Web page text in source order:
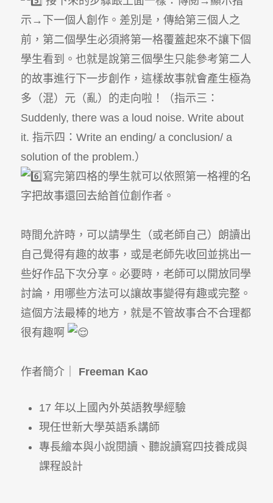
示→下一個人創作。差別是，傳給第三個人之
前，第二個學生必須將第一格覆蓋起來不讓下個
學生看到。也就是說第三個學生只能參考第二人
的故事進行下一步創作，這樣故事就會產生極為
多（混）元（亂）的走向啦！（指示三：
Suddenly, there was a loud noise. Write about
it. 指示四：Write an ending/ a conclusion/ a
solution of the problem.）
寫完第四格的學生就可以依照第一格裡的名
字把故事還回去給首位創作者。
時間允許時，可以請學生（或老師自己）朗讀出
自己覺得有趣的故事，或是老師先收回並挑出一
些好作品下次分享。必要時，老師可以開放同學
討論，用哪些方法可以讓故事變得有趣或完整。
這個方法最棒的地方，就是不管故事合不合理都
很有趣啊
作者簡介｜ Freeman Kao
17 年以上國內外英語教學經驗
現任世新大學英語系講師
專長繪本與小說閱讀、聽說讀寫四技養成與
課程設計